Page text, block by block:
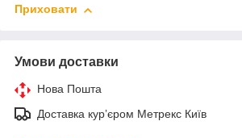
Приховати
Умови доставки
Нова Пошта
Доставка курʼєром Метрекс Київ